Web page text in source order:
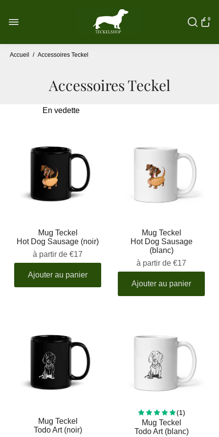
0
Accueil / Accessoires Teckel
Accessoires Teckel
Mug Teckel
Hot Dog Sausage (noir)
à partir de €17
Ajouter au panier
Mug Teckel
Hot Dog Sausage
(blanc)
à partir de €17
Ajouter au panier
Mug Teckel
Todo Art (noir)
(1)
Mug Teckel
Todo Art (blanc)